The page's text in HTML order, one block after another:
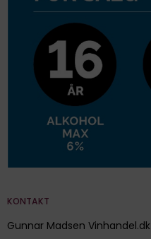
KONTAKT
Gunnar Madsen Vinhandel.dk